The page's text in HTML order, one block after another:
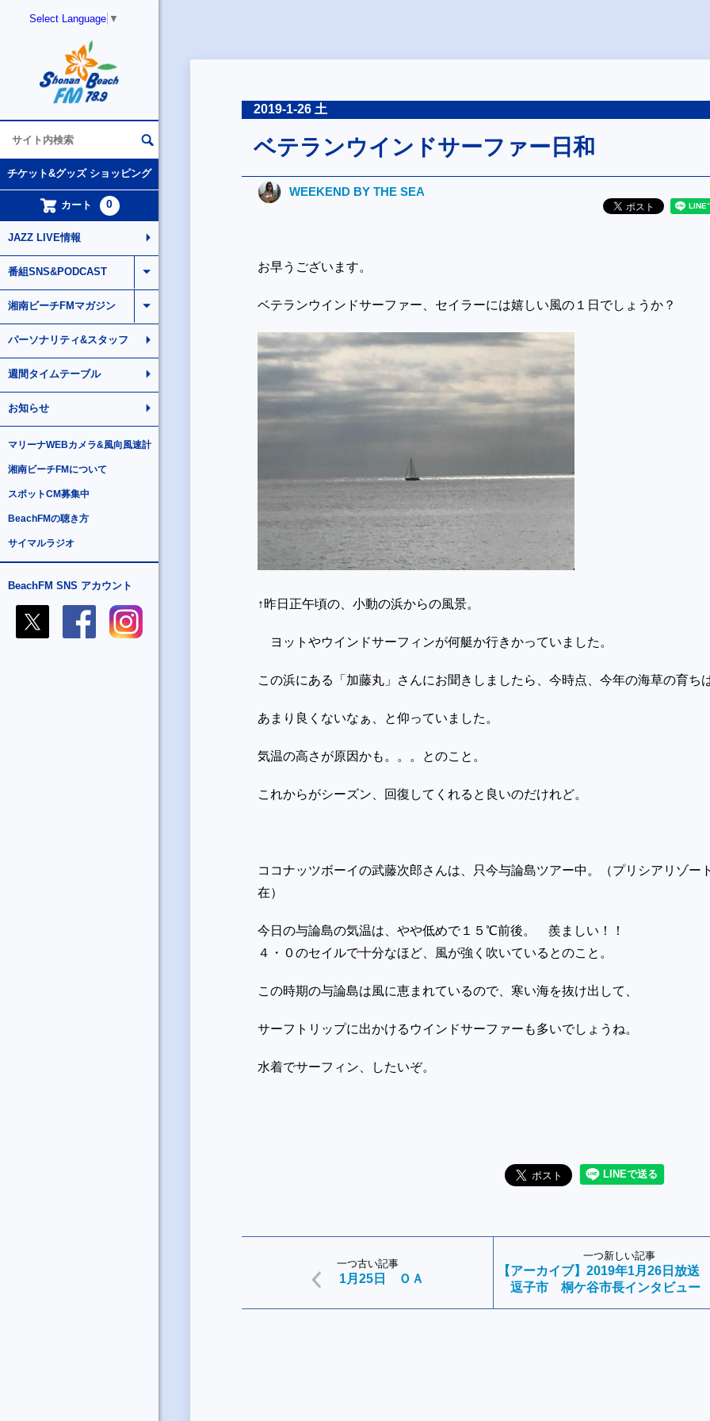
Select Language ▼
チケット&グッズ ショッピング
カート 0
JAZZ LIVE情報
番組SNS&PODCAST
湘南ビーチFMマガジン
パーソナリティ&スタッフ
週間タイムテーブル
お知らせ
マリーナWEBカメラ&風向風速計
湘南ビーチFMについて
スポットCM募集中
BeachFMの聴き方
サイマルラジオ
BeachFM SNS アカウント
2019-1-26 土
ベテランウインドサーファー日和
WEEKEND BY THE SEA
お早うございます。
ベテランウインドサーファー、セイラーには嬉しい風の１日でしょうか？
↑昨日正午頃の、小動の浜からの風景。
ヨットやウインドサーフィンが何艇か行きかっていました。
この浜にある「加藤丸」さんにお聞きしましたら、今時点、今年の海草の育ち
あまり良くないなぁ、と仰っていました。
気温の高さが原因かも。。。とのこと。
これからがシーズン、回復してくれると良いのだけれど。
ココナッツボーイの武藤次郎さんは、只今与論島ツアー中。（プリシアリゾー
在）
今日の与論島の気温は、やや低めで１５℃前後。 羨ましい！！
４・０のセイルで十分なほど、風が強く吹いているとのこと。
この時期の与論島は風に恵まれているので、寒い海を抜け出して、
サーフトリップに出かけるウインドサーファーも多いでしょうね。
水着でサーフィン、したいぞ。
一つ古い記事
1月25日 ＯＡ
一つ新しい記事
【アーカイブ】2019年1月26日放
逗子市 桐ケ谷市長インタビュー